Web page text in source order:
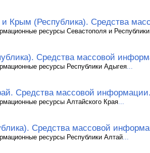
и Крым (Республика). Средства
ресурсы Севастополя и
Средства массовой
ресурсы Республики Адыгея
Средства массовой
ресурсы Алтайского Края
Средства массовой
ресурсы Республики Алтай